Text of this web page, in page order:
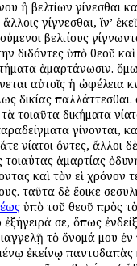
ἢ βελτίων γίνεσθαι
γίγνεσθαι, ἵν’
βελτίους
διδόντες ὑπὸ θεοῦ
ἁμαρτάνωσιν.
αὐτοῖς ἡ ὠφέλεια
ἀδικίας ἀπαλλάττεσθαι.
τοιαῦτα ἀδικήματα
γίνονται,
ἀνίατοι ὄντες, ἄλλοι
ἁμαρτίας
καὶ τὸν ἀεὶ χρόνον
ταῦτα δὲ ἔοικε
ὑπὸ τοῦ θεοῦ πρὸς
ἐξήγειρά σε, ὅπως
τὸ ὄνομά μου
ἐκείνῳ παντοδαπὰς